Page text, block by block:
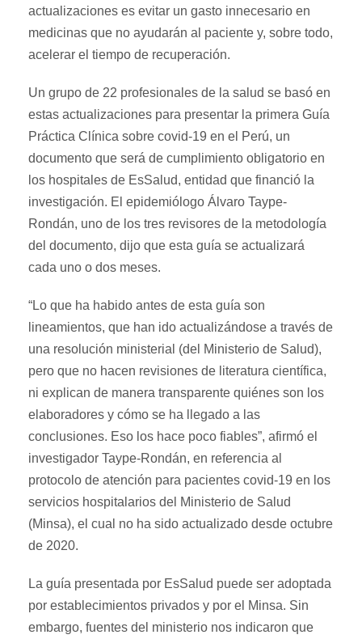
actualizaciones es evitar un gasto innecesario en
medicinas que no ayudarán al paciente y, sobre todo,
acelerar el tiempo de recuperación.
Un grupo de 22 profesionales de la salud se basó en
estas actualizaciones para presentar la primera Guía
Práctica Clínica sobre covid-19 en el Perú, un
documento que será de cumplimiento obligatorio en
los hospitales de EsSalud, entidad que financió la
investigación. El epidemiólogo Álvaro Taype-
Rondán, uno de los tres revisores de la metodología
del documento, dijo que esta guía se actualizará
cada uno o dos meses.
“Lo que ha habido antes de esta guía son
lineamientos, que han ido actualizándose a través de
una resolución ministerial (del Ministerio de Salud),
pero que no hacen revisiones de literatura científica,
ni explican de manera transparente quiénes son los
elaboradores y cómo se ha llegado a las
conclusiones. Eso los hace poco fiables”, afirmó el
investigador Taype-Rondán, en referencia al
protocolo de atención para pacientes covid-19 en los
servicios hospitalarios del Ministerio de Salud
(Minsa), el cual no ha sido actualizado desde octubre
de 2020.
La guía presentada por EsSalud puede ser adoptada
por establecimientos privados y por el Minsa. Sin
embargo, fuentes del ministerio nos indicaron que